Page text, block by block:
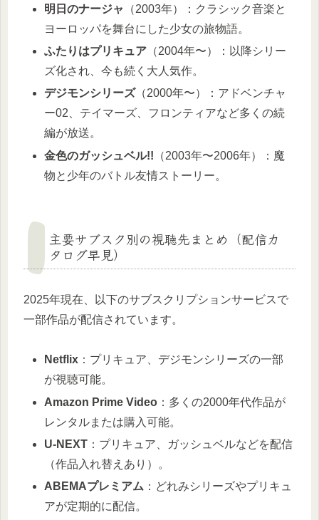
明日のナージャ
（2003年）：クラシック音楽と
ヨーロッパを舞台にした少女の旅物語。
ふたりはプリキュア （2004年〜）：以降シリー
ズ化され、今も続く大人気作。
デジモンシリーズ（2000年〜）：アドベンチャ
ー02、テイマーズ、フロンティアなど多くの続
編が放送。
金色のガッシュベル!! （2003年〜2006年）：魔
物と少年のバトル友情ストーリー。
主要サブスク別の視聴先まとめ（配信カ
タログ早見）
2025年現在、以下のサブスクリプションサービスで
一部作品が配信されています。
Netflix ：プリキュア、デジモンシリーズの一部
が視聴可能。
Amazon Prime Video ：多くの2000年代作品が
レンタルまたは購入可能。
U-NEXT ：プリキュア、ガッシュベルなどを配信
（作品入れ替えあり）。
ABEMAプレミアム ：どれみシリーズやプリキュ
アが定期的に配信。